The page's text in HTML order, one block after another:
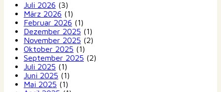
Juli 2026 (3)
März 2026 (1)
Februar 2026 (1)
Dezember 2025 (1)
November 2025 (2)
Oktober 2025 (1)
September 2025 (2)
Juli 2025 (1)
Juni 2025 (1)
Mai 2025 (1)